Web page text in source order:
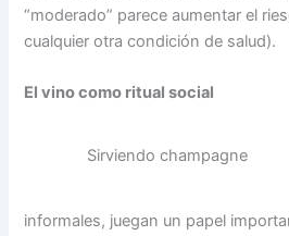
“moderado” parece aumentar el
cualquier otra condición de salud).
El vino como ritual social
Sirviendo champagne
informales, juegan un papel